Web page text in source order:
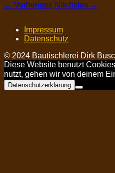
← Vorheriges Nächstes →
Impressum
Datenschutz
© 2024 Bautischlerei Dirk
Diese Website benutzt
nutzt, gehen wir von deinem
Datenschutzerklärung